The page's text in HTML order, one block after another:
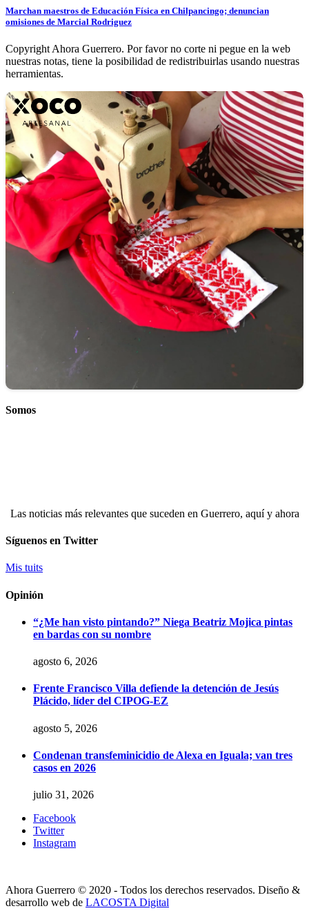
Marchan maestros de Educación Física en Chilpancingo; denuncian
omisiones de Marcial Rodriguez
Copyright Ahora Guerrero. Por favor no corte ni pegue en la web
nuestras notas, tiene la posibilidad de redistribuirlas usando nuestras
herramientas.
Somos
Las noticias más relevantes que suceden en Guerrero, aquí y ahora
Síguenos en Twitter
Mis tuits
Opinión
“¿Me han visto pintando?” Niega Beatriz Mojica pintas
en bardas con su nombre
agosto 6, 2026
Frente Francisco Villa defiende la detención de Jesús
Plácido, líder del CIPOG-EZ
agosto 5, 2026
Condenan transfeminicidio de Alexa en Iguala; van tres
casos en 2026
julio 31, 2026
Facebook
Twitter
Instagram
Ahora Guerrero © 2020 - Todos los derechos reservados. Diseño &
desarrollo web de LACOSTA Digital